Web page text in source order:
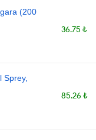
(200
36.75 ₺
Sprey,
85.26 ₺